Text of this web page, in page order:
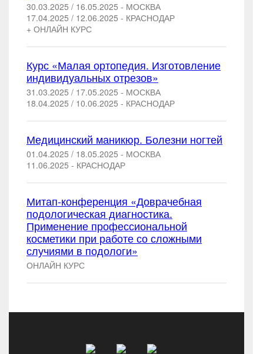
30.03.2025 / 16.05.2025 - МОСКВА
17.04.2025 / 12.06.2025 - КРАСНОДАР
+ ОНЛАЙН КУРС
Курс «Малая ортопедия. Изготовление
индивидуальных отрезов»
31.03.2025 / 17.05.2025 - МОСКВА
18.04.2025 / 10.06.2025 - КРАСНОДАР
Медицинский маникюр. Болезни ногтей
01.04.2025 / 18.05.2025 - МОСКВА
11.06.2025 - КРАСНОДАР
Митап-конференция «Доврачебная
подологическая диагностика.
Применение профессиональной
косметики при работе со сложными
случиями в подологи»
ОНЛАЙН КУРС